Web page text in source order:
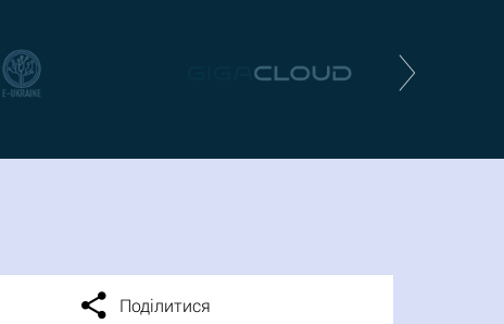
Поділитися